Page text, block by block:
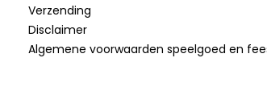
Verzending
Disclaimer
Algemene voorwaarden speelgoed en